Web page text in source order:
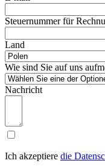
Steuernummer für
Land
Wie sind Sie auf uns
Nachricht
Ich akzeptiere die